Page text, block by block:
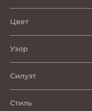
Цвет
Узор
Силуэт
Стиль